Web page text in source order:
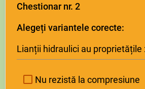
Chestionar nr. 2
Alegeți variantele corecte:
Lianții hidraulici au proprietățile :
Nu rezistă la compresiune